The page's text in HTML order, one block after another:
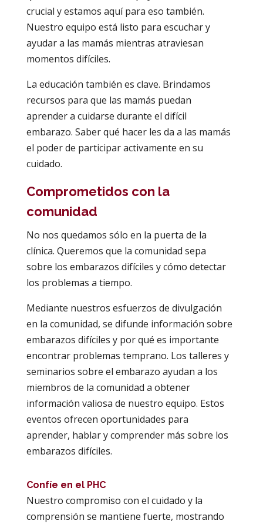
crucial y estamos aquí para eso también.
Nuestro equipo está listo para escuchar y
ayudar a las mamás mientras atraviesan
momentos difíciles.
La educación también es clave. Brindamos
recursos para que las mamás puedan
aprender a cuidarse durante el difícil
embarazo. Saber qué hacer les da a las mamás
el poder de participar activamente en su
cuidado.
Comprometidos con la
comunidad
No nos quedamos sólo en la puerta de la
clínica. Queremos que la comunidad sepa
sobre los embarazos difíciles y cómo detectar
los problemas a tiempo.
Mediante nuestros esfuerzos de divulgación
en la comunidad, se difunde información sobre
embarazos difíciles y por qué es importante
encontrar problemas temprano. Los talleres y
seminarios sobre el embarazo ayudan a los
miembros de la comunidad a obtener
información valiosa de nuestro equipo. Estos
eventos ofrecen oportunidades para
aprender, hablar y comprender más sobre los
embarazos difíciles.
Confíe en el PHC
Nuestro compromiso con el cuidado y la
comprensión se mantiene fuerte, mostrando